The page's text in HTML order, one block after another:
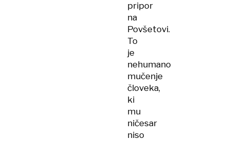
pripor
na
Povšetovi.
To
je
nehumano
mučenje
človeka,
ki
mu
ničesar
niso